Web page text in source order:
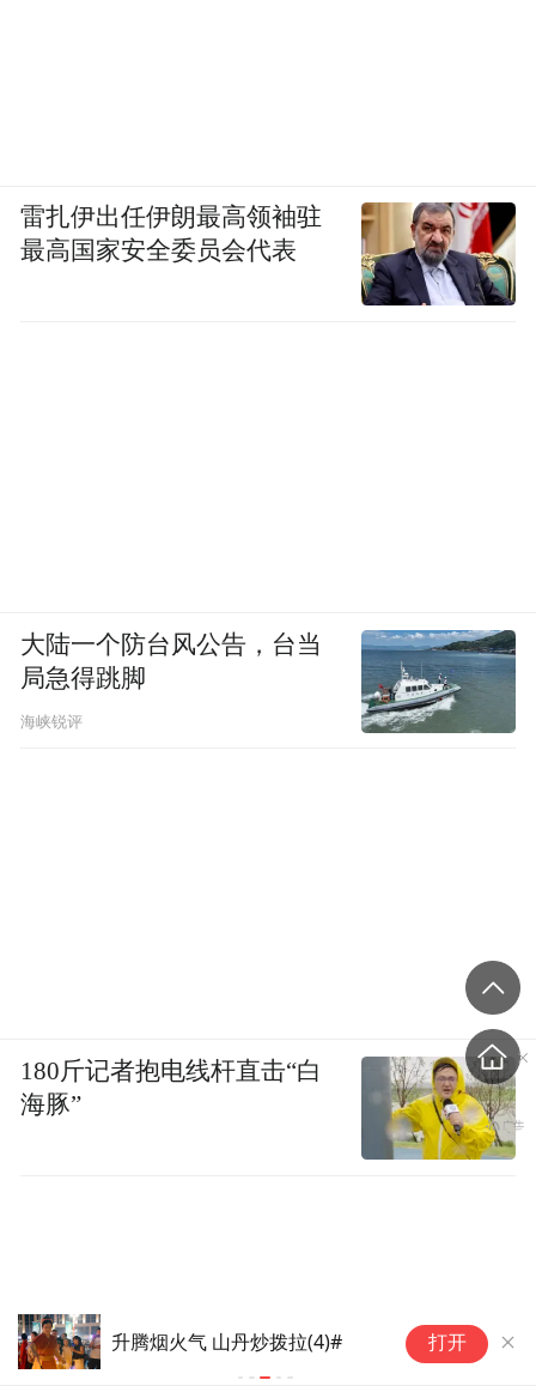
升腾烟火气 山丹炒拨拉(4)# 打开
雷扎伊出任伊朗最高领袖驻
最高国家安全委员会代表
大陆一个防台风公告，台当
局急得跳脚
海峡锐评
180斤记者抱电线杆直击“白
海豚”